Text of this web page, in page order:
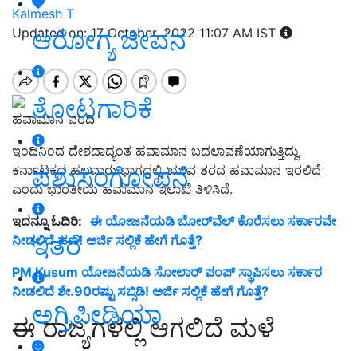
ಆರೋಗ್ಯ ಜೀವನ
ತೋಟಗಾರಿಕೆ
ಪಶುಸಂಗೋಪನೆ
ಇತರೆ
ಅಗ್ರಿಪೀಡಿಯಾ
Kalmesh T
Updated on: 17 October, 2022 11:07 AM IST
ಹವಾಮಾನ ವರದಿ
ಇಂದಿನಿಂದ ದೇಶದಾದ್ಯಂತ ಹವಾಮಾನ ಬದಲಾವಣೆಯಾಗುತ್ತಿದ್ದು,
ಕರ್ನಾಟಕದ ಹಲವಾರು ಭಾಗದಲ್ಲಿ ಯಾವ ತರದ ಹವಾಮಾನ ಇರಲಿದೆ
ಎಂದು ಭಾರತೀಯ ಹವಾಮಾನ ಇಲಾಖೆ ತಿಳಿಸಿದೆ.
ಇದನ್ನೂ ಓದಿರಿ: ಈ ಯೋಜನೆಯಡಿ ಬೋರ್‌ವೆಲ್‌ ಕೊರೆಸಲು ಸರ್ಕಾರವೇ
ನೀಡಲಿದೆ ಹಣ! ಅರ್ಜಿ ಸಲ್ಲಿಕೆ ಹೇಗೆ ಗೊತ್ತೆ?
PM Kusum ಯೋಜನೆಯಡಿ ಸೋಲಾರ್‌ ಪಂಪ್‌ ಸ್ಥಾಪಿಸಲು ಸರ್ಕಾರ
ನೀಡಲಿದೆ ಶೇ.90ರಷ್ಟು ಸಬ್ಸಿಡಿ! ಅರ್ಜಿ ಸಲ್ಲಿಕೆ ಹೇಗೆ ಗೊತ್ತೆ?
ಈ ರಾಜ್ಯಗಳಲ್ಲಿ ಆಗಲಿದೆ ಮಳೆ